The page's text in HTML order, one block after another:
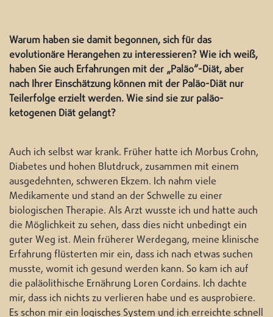
Warum haben sie damit begonnen, sich für das
evolutionäre Herangehen zu interessieren? Wie ich weiß,
haben Sie auch Erfahrungen mit der „Paläo“-Diät, aber
nach Ihrer Einschätzung können mit der Paläo-Diät nur
Teilerfolge erzielt werden. Wie sind sie zur paläo-
ketogenen Diät gelangt?
Auch ich selbst war krank. Früher hatte ich Morbus Crohn,
Diabetes und hohen Blutdruck, zusammen mit einem
ausgedehnten, schweren Ekzem. Ich nahm viele
Medikamente und stand an der Schwelle zu einer
biologischen Therapie. Als Arzt wusste ich und hatte auch
die Möglichkeit zu sehen, dass dies nicht unbedingt ein
guter Weg ist. Mein früherer Werdegang, meine klinische
Erfahrung flüsterten mir ein, dass ich nach etwas suchen
musste, womit ich gesund werden kann. So kam ich auf
die paläolithische Ernährung Loren Cordains. Ich dachte
mir, dass ich nichts zu verlieren habe und es ausprobiere.
Es schon mir ein logisches System und ich erreichte schnell